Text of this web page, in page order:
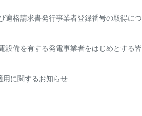
適格請求書発行事業者登録番号の取得に
設備を有する発電事業者をはじめとする
用に関するお知らせ